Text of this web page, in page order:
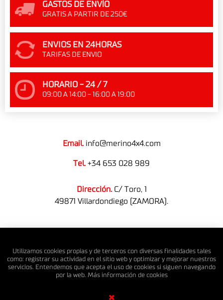
GASTOS DE ENVÍO
GRATIS A PARTIR DE 250€
ENVIOS EN 24HORAS
TARIFAS DE ENVIO
HORARIO - 24 / 7
09:00 A 14:00 - 16:00 A 19:00
Email. info@merino4x4.com
Tel. +34 653 028 989
Dirección.C/ Toro, 1
49871 Villardondiego (ZAMORA).
© MERINO 4X4 S.L. Todos los derechos reservados.
Utilizamos cookies propias y de terceros con diversas finalidades tales
como: registrar su actividad en el sitio web y optimizar y mejorar nuestros
servicios. Entendemos que acepta el uso de cookies si siguen navegando
por la web. Más información de cookies